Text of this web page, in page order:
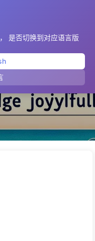
， 是否切换到对应语言版